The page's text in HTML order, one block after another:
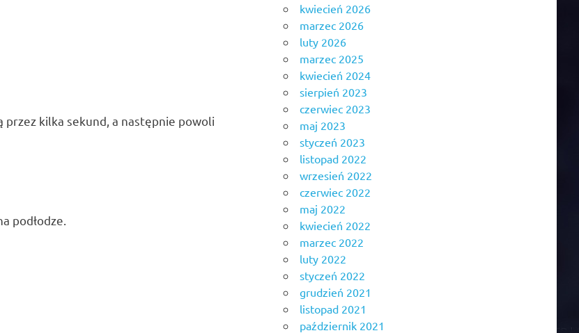
przez kilka sekund, a następnie powoli
podłodze.
kwiecień 2026
marzec 2026
luty 2026
marzec 2025
kwiecień 2024
sierpień 2023
czerwiec 2023
maj 2023
styczeń 2023
listopad 2022
wrzesień 2022
czerwiec 2022
maj 2022
kwiecień 2022
marzec 2022
luty 2022
styczeń 2022
grudzień 2021
listopad 2021
październik 2021